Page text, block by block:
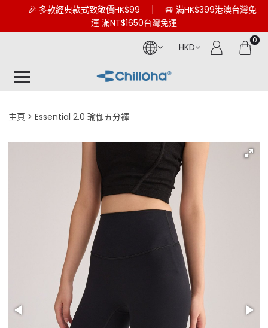
🎉 多款經典款式致敬價HK$99 ｜ 🚐 滿HK$399港澳台灣免
運 滿NT$1650台灣免運
HKD
0
主頁 Essential 2.0 瑜伽五分褲